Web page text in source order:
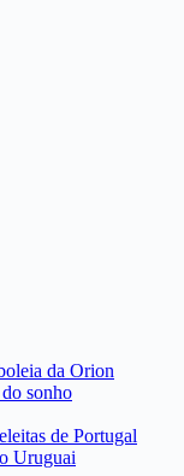
da Orion
sonho
de Portugal
Uruguai